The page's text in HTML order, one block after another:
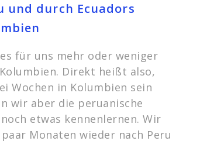
und durch Ecuadors
für uns mehr oder weniger
Direkt heißt also,
Wochen in Kolumbien sein
wir aber die peruanische
etwas kennenlernen. Wir
Monaten wieder nach Peru